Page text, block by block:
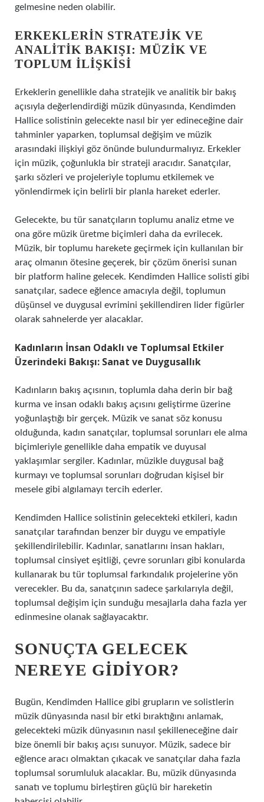
gelmesine neden olabilir.
ERKEKLERIN STRATEJIK VE
ANALITIK BAKIŞI: MÜZIK VE
TOPLUM İLIŞKISI
Erkeklerin genellikle daha stratejik ve analitik bir bakış
açısıyla değerlendirdiği müzik dünyasında, Kendimden
Hallice solistinin gelecekte nasıl bir yer edineceğine dair
tahminler yaparken, toplumsal değişim ve müzik
arasındaki ilişkiyi göz önünde bulundurmalıyız. Erkekler
için müzik, çoğunlukla bir strateji aracıdır. Sanatçılar,
şarkı sözleri ve projeleriyle toplumu etkilemek ve
yönlendirmek için belirli bir planla hareket ederler.
Gelecekte, bu tür sanatçıların toplumu analiz etme ve
ona göre müzik üretme biçimleri daha da evrilecek.
Müzik, bir toplumu harekete geçirmek için kullanılan bir
araç olmanın ötesine geçerek, bir çözüm önerisi sunan
bir platform haline gelecek. Kendimden Hallice solisti gibi
sanatçılar, sadece eğlence amacıyla değil, toplumun
düşünsel ve duygusal evrimini şekillendiren lider figürler
olarak sahnelerde yer alacaklar.
Kadınların İnsan Odaklı ve Toplumsal Etkiler
Üzerindeki Bakışı: Sanat ve Duygusallık
Kadınların bakış açısının, toplumla daha derin bir bağ
kurma ve insan odaklı bakış açısını geliştirme üzerine
yoğunlaştığı bir gerçek. Müzik ve sanat söz konusu
olduğunda, kadın sanatçılar, toplumsal sorunları ele alma
biçimleriyle genellikle daha empatik ve duyusal
yaklaşımlar sergiler. Kadınlar, müzikle duygusal bağ
kurmayı ve toplumsal sorunları doğrudan kişisel bir
mesele gibi algılamayı tercih ederler.
Kendimden Hallice solistinin gelecekteki etkileri, kadın
sanatçılar tarafından benzer bir duygu ve empatiyle
şekillendirilebilir. Kadınlar, sanatlarını insan hakları,
toplumsal cinsiyet eşitliği, çevre sorunları gibi konularda
kullanarak bu tür toplumsal farkındalık projelerine yön
verecekler. Bu da, sanatçının sadece şarkılarıyla değil,
toplumsal değişim için sunduğu mesajlarla daha fazla yer
edinmesine olanak sağlayacaktır.
SONUÇTA GELECEK
NEREYE GIDIYOR?
Bugün, Kendimden Hallice gibi grupların ve solistlerin
müzik dünyasında nasıl bir etki bıraktığını anlamak,
gelecekteki müzik dünyasının nasıl şekilleneceğine dair
bize önemli bir bakış açısı sunuyor. Müzik, sadece bir
eğlence aracı olmaktan çıkacak ve sanatçılar daha fazla
toplumsal sorumluluk alacaklar. Bu, müzik dünyasında
sanatı ve toplumu birleştiren güçlü bir hareketin